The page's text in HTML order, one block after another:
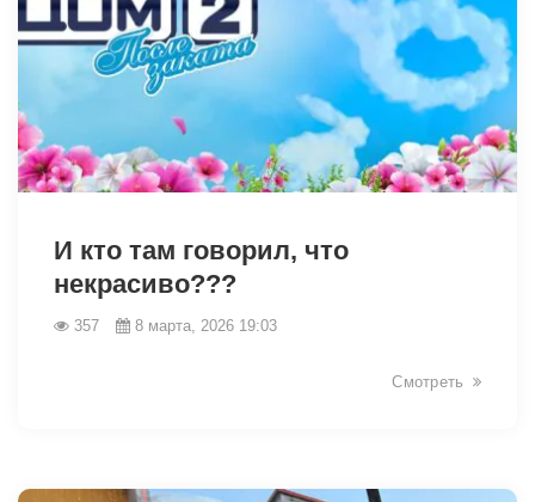
И кто там говорил, что
некрасиво???
357 8 марта, 2026 19:03
Смотреть